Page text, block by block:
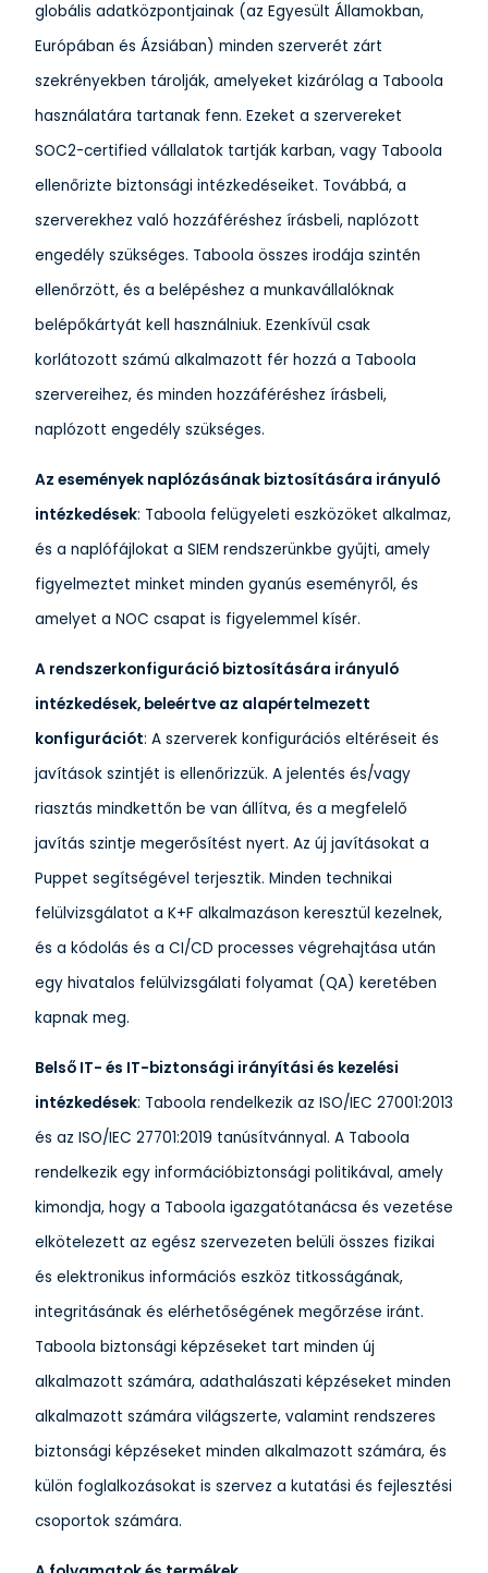
globális adatközpontjainak (az Egyesült Államokban,
Európában és Ázsiában) minden szerverét zárt
szekrényekben tárolják, amelyeket kizárólag a Taboola
használatára tartanak fenn. Ezeket a szervereket
SOC2-certified vállalatok tartják karban, vagy Taboola
ellenőrizte biztonsági intézkedéseiket. Továbbá, a
szerverekhez való hozzáféréshez írásbeli, naplózott
engedély szükséges. Taboola összes irodája szintén
ellenőrzött, és a belépéshez a munkavállalóknak
belépőkártyát kell használniuk. Ezenkívül csak
korlátozott számú alkalmazott fér hozzá a Taboola
szervereihez, és minden hozzáféréshez írásbeli,
naplózott engedély szükséges.
Az események naplózásának biztosítására irányuló
intézkedések: Taboola felügyeleti eszközöket alkalmaz,
és a naplófájlokat a SIEM rendszerünkbe gyűjti, amely
figyelmeztet minket minden gyanús eseményről, és
amelyet a NOC csapat is figyelemmel kísér.
A rendszerkonfiguráció biztosítására irányuló
intézkedések, beleértve az alapértelmezett
konfigurációt: A szerverek konfigurációs eltéréseit és
javítások szintjét is ellenőrizzük. A jelentés és/vagy
riasztás mindkettőn be van állítva, és a megfelelő
javítás szintje megerősítést nyert. Az új javításokat a
Puppet segítségével terjesztik. Minden technikai
felülvizsgálatot a K+F alkalmazáson keresztül kezelnek,
és a kódolás és a CI/CD processes végrehajtása után
egy hivatalos felülvizsgálati folyamat (QA) keretében
kapnak meg.
Belső IT- és IT-biztonsági irányítási és kezelési
intézkedések: Taboola rendelkezik az ISO/IEC 27001:2013
és az ISO/IEC 27701:2019 tanúsítvánnyal. A Taboola
rendelkezik egy információbiztonsági politikával, amely
kimondja, hogy a Taboola igazgatótanácsa és vezetése
elkötelezett az egész szervezeten belüli összes fizikai
és elektronikus információs eszköz titkosságának,
integritásának és elérhetőségének megőrzése iránt.
Taboola biztonsági képzéseket tart minden új
alkalmazott számára, adathalászati képzéseket minden
alkalmazott számára világszerte, valamint rendszeres
biztonsági képzéseket minden alkalmazott számára, és
külön foglalkozásokat is szervez a kutatási és fejlesztési
csoportok számára.